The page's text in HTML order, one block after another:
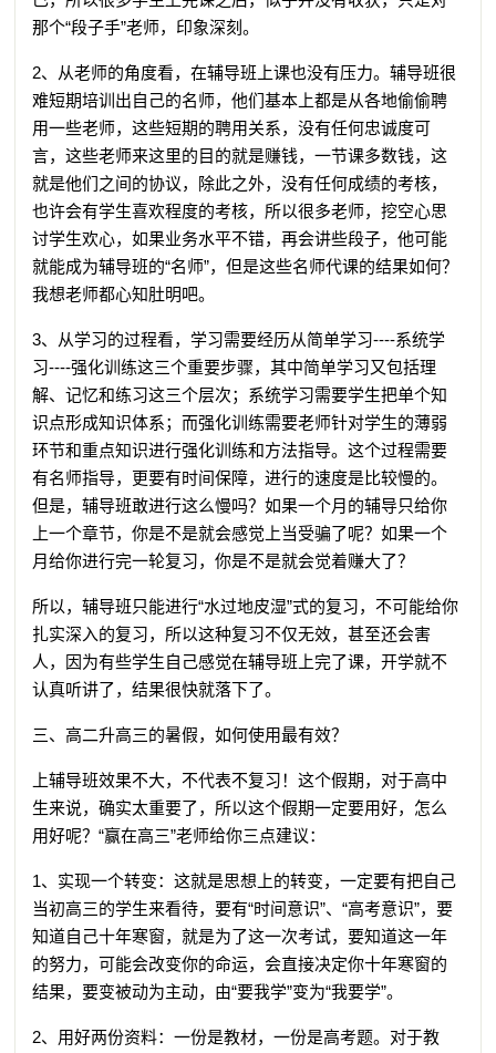
那个“段子手”老师，印象深刻。
2、从老师的角度看，在辅导班上课也没有压力。辅导班很
难短期培训出自己的名师，他们基本上都是从各地偷偷聘
用一些老师，这些短期的聘用关系，没有任何忠诚度可
言，这些老师来这里的目的就是赚钱，一节课多数钱，这
就是他们之间的协议，除此之外，没有任何成绩的考核，
也许会有学生喜欢程度的考核，所以很多老师，挖空心思
讨学生欢心，如果业务水平不错，再会讲些段子，他可能
就能成为辅导班的“名师”，但是这些名师代课的结果如何？
我想老师都心知肚明吧。
3、从学习的过程看，学习需要经历从简单学习----系统学
习----强化训练这三个重要步骤，其中简单学习又包括理
解、记忆和练习这三个层次；系统学习需要学生把单个知
识点形成知识体系；而强化训练需要老师针对学生的薄弱
环节和重点知识进行强化训练和方法指导。这个过程需要
有名师指导，更要有时间保障，进行的速度是比较慢的。
但是，辅导班敢进行这么慢吗？如果一个月的辅导只给你
上一个章节，你是不是就会感觉上当受骗了呢？如果一个
月给你进行完一轮复习，你是不是就会觉着赚大了？
所以，辅导班只能进行“水过地皮湿”式的复习，不可能给你
扎实深入的复习，所以这种复习不仅无效，甚至还会害
人，因为有些学生自己感觉在辅导班上完了课，开学就不
认真听讲了，结果很快就落下了。
三、高二升高三的暑假，如何使用最有效？
上辅导班效果不大，不代表不复习！这个假期，对于高中
生来说，确实太重要了，所以这个假期一定要用好，怎么
用好呢？“赢在高三”老师给你三点建议：
1、实现一个转变：这就是思想上的转变，一定要有把自己
当初高三的学生来看待，要有“时间意识”、“高考意识”，要
知道自己十年寒窗，就是为了这一次考试，要知道这一年
的努力，可能会改变你的命运，会直接决定你十年寒窗的
结果，要变被动为主动，由“要我学”变为“我要学”。
2、用好两份资料：一份是教材，一份是高考题。对于教